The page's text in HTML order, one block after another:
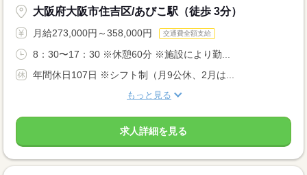
大阪府大阪市住吉区/あびこ駅（徒歩 3分）
月給273,000円～358,000円 交通費全額支給
8：30〜17：30 ※休憩60分 ※施設により勤...
年間休日107日 ※シフト制（月9公休、2月は...
もっと見る
求人詳細を見る